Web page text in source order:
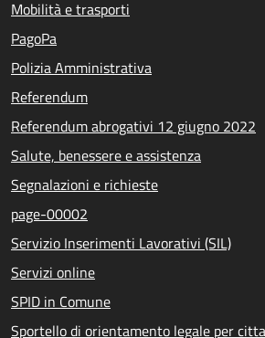
Mobilità e trasporti
PagoPa
Polizia Amministrativa
Referendum
Referendum abrogativi 12 giugno 2022
Salute, benessere e assistenza
Segnalazioni e richieste
page-00002
Servizio Inserimenti Lavorativi (SIL)
Servizi online
SPID in Comune
Sportello di orientamento legale per